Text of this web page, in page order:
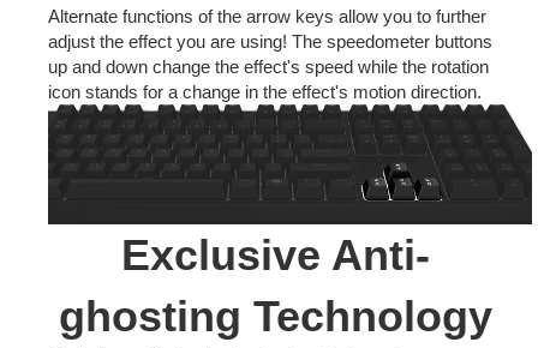
Alternate functions of the arrow keys allow you to further
adjust the effect you are using! The speedometer buttons
up and down change the effect's speed while the rotation
icon stands for a change in the effect's motion direction.
Exclusive Anti-
ghosting Technology